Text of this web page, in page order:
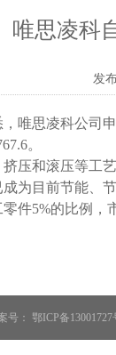
唯思凌科
发
唯思凌科公司
。
压和滚压等工
为目前节能、
零件5%的比例，
号： 鄂ICP备13001727